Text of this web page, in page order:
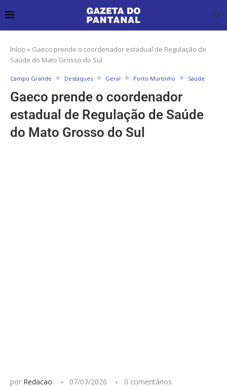
Início » Gaeco prende o coordenador estadual de Regulação de
Saúde do Mato Grosso do Sul
Campo Grande Destaques Geral Porto Murtinho Saúde
Gaeco prende o coordenador
estadual de Regulação de Saúde
do Mato Grosso do Sul
por Redacao 07/07/2026 0 comentários